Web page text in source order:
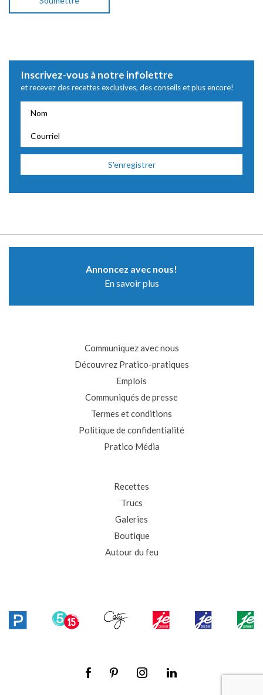
Inscrivez-vous à notre infolettre
et recevez des recettes exclusives, des conseils et plus encore!
Annoncez avec nous!
En savoir plus
Communiquez avec nous
Découvrez Pratico-pratiques
Emplois
Communiqués de presse
Termes et conditions
Politique de confidentialité
Pratico Média
Recettes
Trucs
Galeries
Boutique
Autour du feu